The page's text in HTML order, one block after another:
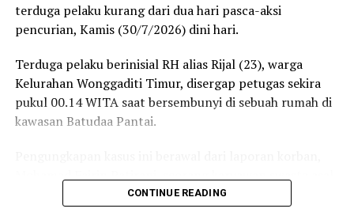
wilayah Bonepantai, Bulawa, dan Kabila Bone dinilai
berpotensi merusak ekosistem pesisir serta perairan
mengancam ruang hidup nelayan serta petani lokal.
Rencana konsultasi publik PT CBM diprediksi bakal
mendapat perlawanan ketat dari koalisi masyarakat sipil
kelestarian ruang hidup mereka.
terduga pelaku kurang dari dua hari pasca-aksi
pencurian, Kamis (30/7/2026) dini hari.
Terduga pelaku berinisial RH alias Rijal (23), warga
Kelurahan Wonggaditi Timur, disergap petugas sekira
pukul 00.14 WITA saat bersembunyi di sebuah rumah di
kawasan Batudaa Pantai.
Kelurahan Molosipat. Berdasarkan kronologi kejadian,
CONTINUE READING